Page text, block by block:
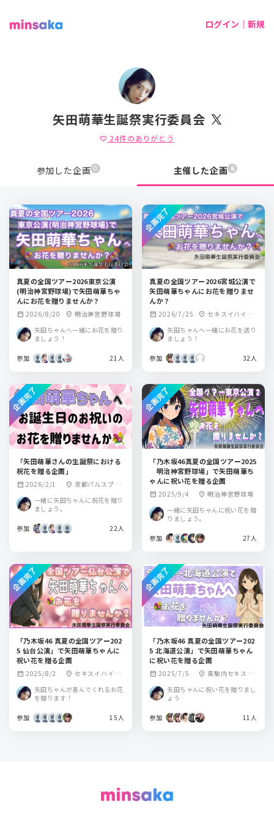
ログイン｜新規
矢田萌華生誕祭実行委員会
favorite 24件のありがとう
参加した企画 0 主催した企画 6
真夏の全国ツアー2026東京公演
(明治神宮野球場)で矢田萌華ちゃ
んにお花を贈りませんか？
calendar_month 2026/8/20 location_on 明治神宮野球場
矢田ちゃんへ一緒にお花を贈り
ましょう！
参加 21人
真夏の全国ツアー2026宮城公演で
矢田萌華ちゃんにお花を贈りませ
んか？
calendar_month 2026/7/25 location_on セキスイハイム
スーパーアリーナ
矢田ちゃんへ一緒にお花を送り
ましょう！
参加 32人
企画完了
「矢田萌華さんの生誕祭における
祝花を贈る企画」
calendar_month 2026/2/1 location_on 京都パルスプラ
一緒に矢田ちゃんに祝花を贈り
ましょう。
参加 22人
企画完了
「乃木坂46真夏の全国ツアー2025
明治神宮野球場」で矢田萌華ち
ゃんに祝い花を贈る企画
calendar_month 2025/9/4 location_on 明治神宮野球場
一緒に矢田ちゃんに祝い花を贈
りましょう。
参加 27人
企画完了
「乃木坂46 真夏の全国ツアー202
5 仙台公演」で矢田萌華ちゃんに
祝い花を贈る企画
calendar_month 2025/8/2 location_on セキスイハイム
矢田ちゃんが喜んでくれるお花
を贈ります！
参加 15人
企画完了
「乃木坂46 真夏の全国ツアー202
5 北海道公演」で矢田萌華ちゃん
に祝い花を贈る企画
calendar_month 2025/7/5 location_on 真駒内セキスイ
ーナ
矢田ちゃんに祝い花を贈りまし
ょう
参加 11人
企画完了